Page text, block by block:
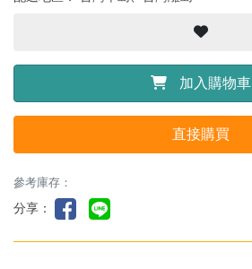
加入購物車
直接購買
參考庫存：
分享：